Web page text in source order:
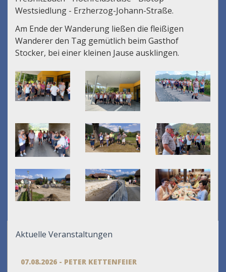
Westsiedlung - Erzherzog-Johann-Straße.
Am Ende der Wanderung ließen die fleißigen
Wanderer den Tag gemütlich beim Gasthof
Stocker, bei einer kleinen Jause ausklingen.
Aktuelle Veranstaltungen
07.08.2026 - PETER KETTENFEIER